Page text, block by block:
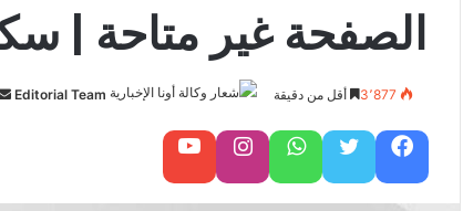
الصفحة غير متاحة |
Editorial Team أقل من دقيقة
فيسبوك تويتر واتساب تابعنا على إنستغرام تابعنا على يوتيوب